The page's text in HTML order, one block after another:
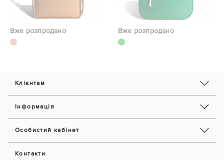
Вже розпродано Вже розпродано
Клієнтам
Інформація
Особистий кабінет
Контакти